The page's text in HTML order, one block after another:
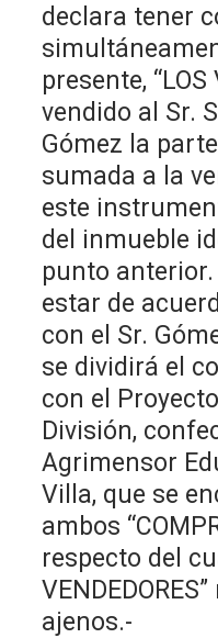
declara tener
presente, “LOS
vendido al Sr.
Gómez la
sumada a la
este
del inmueble
punto
estar de
con el Sr.
se dividirá el
con el
División,
Agrimensor
Villa, que se
ambos
respecto del
ajenos.-